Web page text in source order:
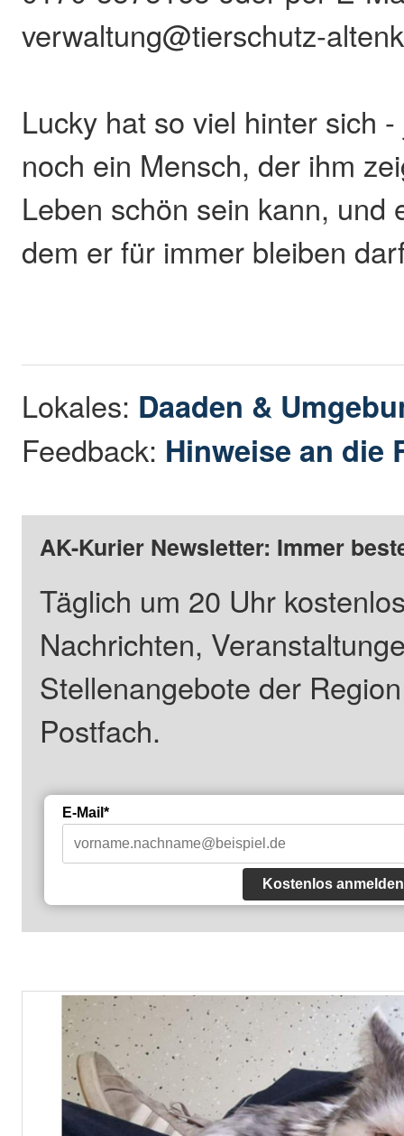
verwaltung@tierschutz-
Lucky hat so viel hinter sich
noch ein Mensch, der ihm
Leben schön sein kann, und
dem er für immer bleiben
Lokales: Daaden &
Feedback: Hinweise an die
AK-Kurier Newsletter: Immer
Täglich um 20 Uhr
Nachrichten,
Stellenangebote der
Postfach.
E-Mail*
Kostenlos anmelden